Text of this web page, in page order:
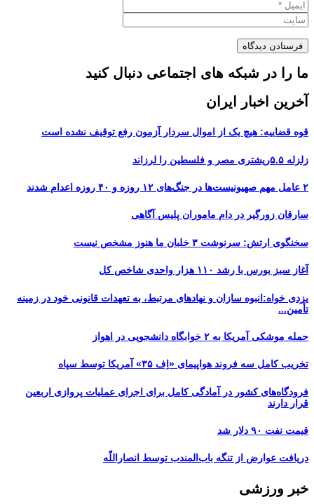
ما را در شبکه های اجتماعی دنبال کنید
آخرین اخبار ایران
قوه قضاییه: هیچ یک از اموال سردار آزمون رفع توقیف نشده است
زلزله ۵.۵ریشتری مصر و فلسطین را لرزاند
۲ عامل مهم صهیونیست‌ها در جنگ‌های ۱۲ روزه و ۴۰ روزه اعدام شدند
سارقان زورگیر در دام ماموران پلیس آگاهی
سخنگوی ارتش: سرنوشت ۳ خلبان ما هنوز مشخص نیست
آغاز سبز بورس با رشد ۱۱۰ هزار واحدی شاخص کل
یزدی خواه:انبوه سازان و نهادهای مرتبط، به تعهدات قانونی خود در زمینه
تأمین...
حمله موشکی آمریکا به ۲ خوابگاه دانشجویی در اهواز
تخریب کامل سه فروند هواپیمای «اِف ۳۵» آمریکا توسط سپاه
فرودگاه‌های کشور در آمادگی کامل برای اجرای عملیات پروازی اربعین
قرار دارند
قیمت نفت ۹۰ دلار شد
دریافت عوارض از تنگه باب‌المندب توسط انصاراللّه
خبر ورزشی